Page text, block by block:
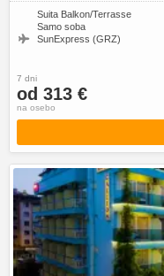
Suita Balkon/Terrasse
Samo soba
SunExpress (GRZ)
7 dni
od 313 €
na osebo